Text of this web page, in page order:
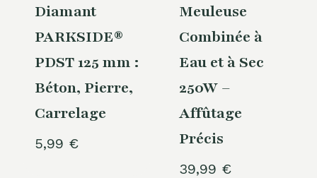
Diamant
PARKSIDE®
PDST 125 mm :
Béton, Pierre,
Carrelage
5,99 €
Meuleuse
Combinée à
Eau et à Sec
250W –
Affûtage
Précis
39,99 €